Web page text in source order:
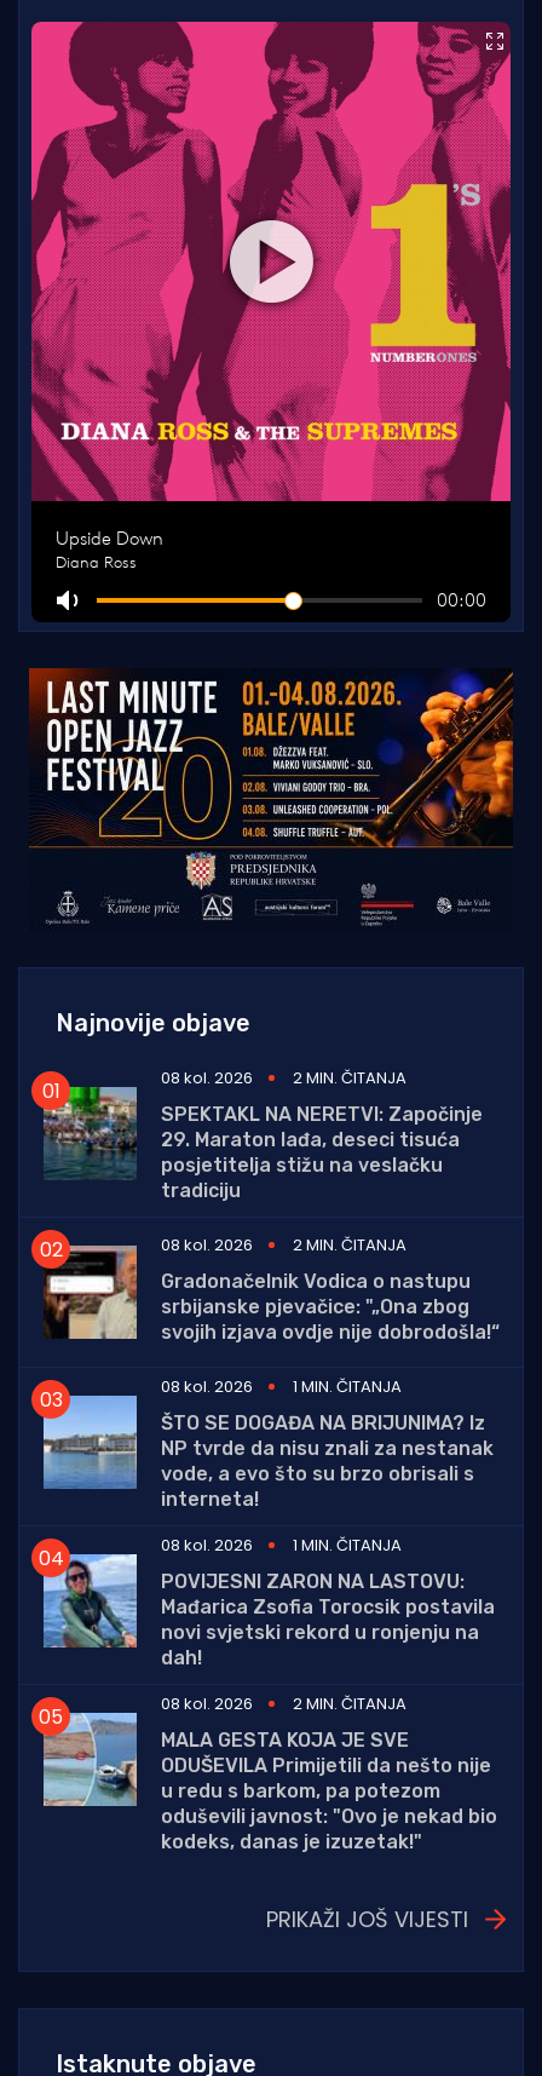
Najnovije objave
08 kol. 2026
2 MIN. ČITANJA
SPEKTAKL NA NERETVI: Započinje
29. Maraton lađa, deseci tisuća
posjetitelja stižu na veslačku
tradiciju
08 kol. 2026
2 MIN. ČITANJA
Gradonačelnik Vodica o nastupu
srbijanske pjevačice: "„Ona zbog
svojih izjava ovdje nije dobrodošla!“
08 kol. 2026
1 MIN. ČITANJA
ŠTO SE DOGAĐA NA BRIJUNIMA? Iz
NP tvrde da nisu znali za nestanak
vode, a evo što su brzo obrisali s
interneta!
08 kol. 2026
1 MIN. ČITANJA
POVIJESNI ZARON NA LASTOVU:
Mađarica Zsofia Torocsik postavila
novi svjetski rekord u ronjenju na
dah!
08 kol. 2026
2 MIN. ČITANJA
MALA GESTA KOJA JE SVE
ODUŠEVILA Primijetili da nešto nije
u redu s barkom, pa potezom
oduševili javnost: "Ovo je nekad bio
kodeks, danas je izuzetak!"
PRIKAŽI JOŠ VIJESTI
Istaknute objave